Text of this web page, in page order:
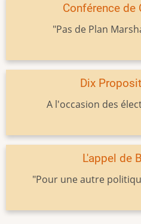
Conférence de
"Pas de Plan
Dix
A l'occasion des
L'appel de
"Pour une autre